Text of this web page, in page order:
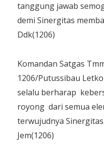
tanggung jawab
demi Sinergitas
Ddk(1206)
Komandan Satgas
1206/Putussibau
selalu berharap
royong dari semua
terwujudnya
Jem(1206)